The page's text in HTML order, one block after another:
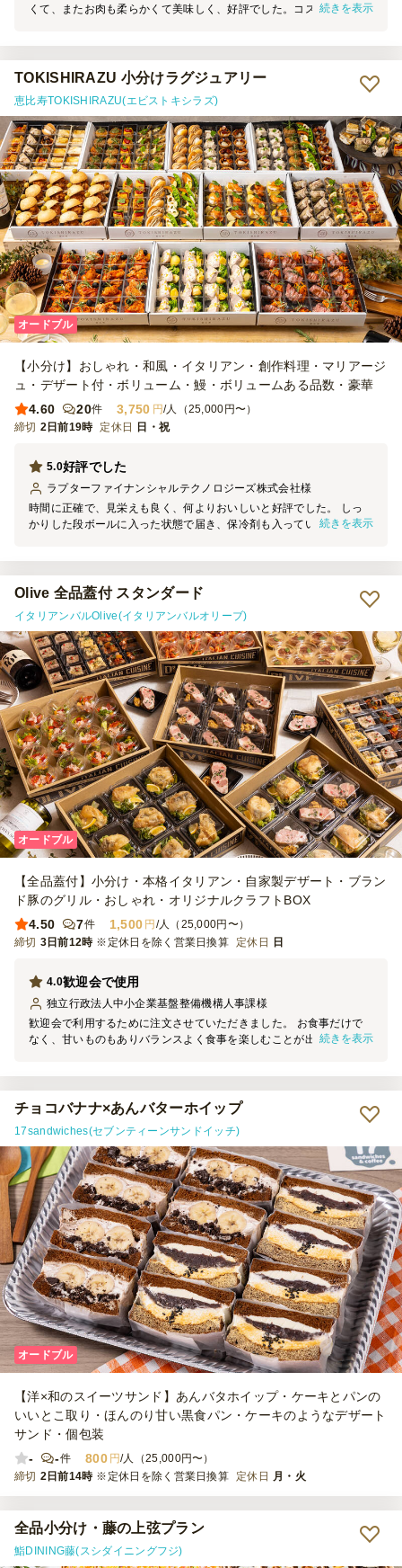
くて、またお肉も柔らかくて美味しく、好評でした。コスパはとても
続きを表示
TOKISHIRAZU 小分けラグジュアリー
恵比寿TOKISHIRAZU(エビストキシラズ)
オードブル
【小分け】おしゃれ・和風・イタリアン・創作料理・マリアージ
ュ・デザート付・ボリューム・鰻・ボリュームある品数・豪華
4.60
20件 3,750 円/人（25,000円〜）
締切 2日前19時 定休日 日・祝
好評でした
5.0
ラプターファイナンシャルテクノロジーズ株式会社様
時間に正確で、見栄えも良く、何よりおいしいと好評でした。 しっ
かりした段ボールに入った状態で届き、保冷剤も入っていました。
的にはサービスも味も良く、星５つです。
続きを表示
Olive 全品蓋付 スタンダード
イタリアンバルOlive(イタリアンバルオリーブ)
オードブル
【全品蓋付】小分け・本格イタリアン・自家製デザート・ブラン
ド豚のグリル・おしゃれ・オリジナルクラフトBOX
4.50
7件 1,500 円/人（25,000円〜）
締切 3日前12時 ※定休日を除く営業日換算 定休日 日
歓迎会で使用
4.0
独立行政法人中小企業基盤整備機構人事課様
歓迎会で利用するために注文させていただきました。 お食事だけで
なく、甘いものもありバランスよく食事を楽しむことが出来ました。
続きを表示
チョコバナナ×あんバターホイップ
17sandwiches(セブンティーンサンドイッチ)
オードブル
【洋×和のスイーツサンド】あんバタホイップ・ケーキとパンの
いいとこ取り・ほんのり甘い黒食パン・ケーキのようなデザート
サンド・個包装
-
-件 800 円/人（25,000円〜）
締切 2日前14時 ※定休日を除く営業日換算 定休日 月・火
全品小分け・藤の上弦プラン
鮨DINING藤(スシダイニングフジ)